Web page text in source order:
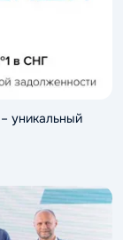
уникальный